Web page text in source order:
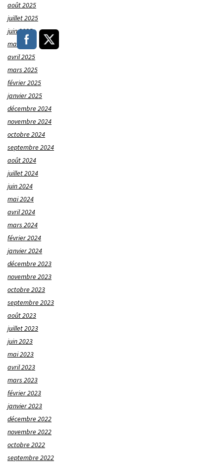
août 2025
juillet 2025
juin 2025
mai 2025
avril 2025
mars 2025
février 2025
janvier 2025
décembre 2024
novembre 2024
octobre 2024
septembre 2024
août 2024
juillet 2024
juin 2024
mai 2024
avril 2024
mars 2024
février 2024
janvier 2024
décembre 2023
novembre 2023
octobre 2023
septembre 2023
août 2023
juillet 2023
juin 2023
mai 2023
avril 2023
mars 2023
février 2023
janvier 2023
décembre 2022
novembre 2022
octobre 2022
septembre 2022